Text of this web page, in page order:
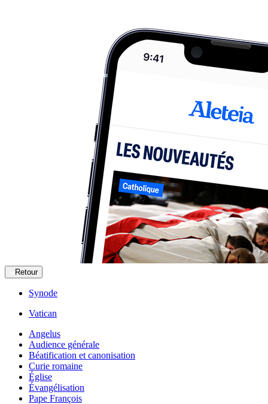
Retour
Synode
Vatican
Angelus
Audience générale
Béatification et canonisation
Curie romaine
Église
Évangélisation
Pape François